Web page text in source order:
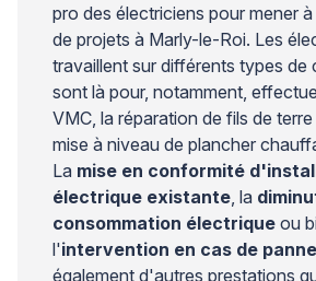
pro des électriciens pour mener
de projets à Marly-le-Roi. Les
travaillent sur différents types de
sont là pour, notamment,
VMC, la réparation de fils de terre
mise à niveau de plancher
La mise en conformité
électrique existante, la
consommation électrique ou
l'intervention en cas de panne
également d'autres prestations